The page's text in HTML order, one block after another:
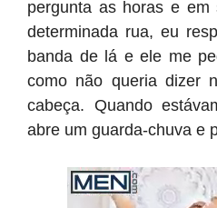
pergunta as horas e
determinada rua, eu
banda de lá e ele me
como não queria dizer
cabeça. Quando
abre um guarda-chuva e